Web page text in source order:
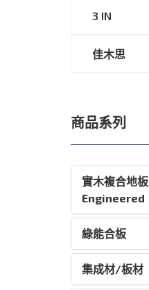
3 IN
佳木思
商品系列
實木複合地板
Engineered
綠能合板
集成材/板材